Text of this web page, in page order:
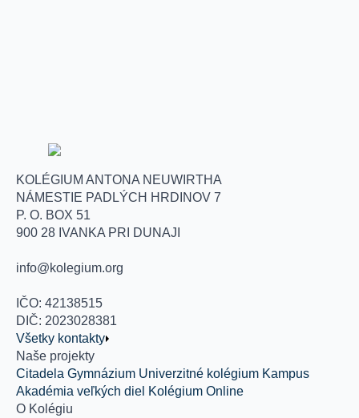
KOLÉGIUM ANTONA NEUWIRTHA
NÁMESTIE PADLÝCH HRDINOV 7
P. O. BOX 51
900 28 IVANKA PRI DUNAJI
info@kolegium.org
IČO: 42138515
DIČ: 2023028381
Všetky kontakty
Naše projekty
Citadela Gymnázium Univerzitné kolégium Kampus
Akadémia veľkých diel Kolégium Online
O Kolégiu